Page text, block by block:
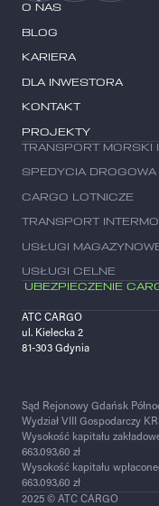
O NAS
BLOG
KARIERA
DLA INWESTORA
KONTAKT
PROJEKTY
TRANSPORT MORSKI
SPEDYCIA DROGOWA
CARGO LOTNICZE
TRANSPORT
USŁUGI
USŁUGI CELNE
UBEZPIECZENIE
ATC CARGO
ul. Kielecka 2
81-303 Gdynia
Sąd Rejonowy Gdańsk
Wydział VIII Gospodarczy
Wysokość kapitału
663.093,60 zł
Wysokość kapitału
663.093,60 zł
2025 © ATC CARGO